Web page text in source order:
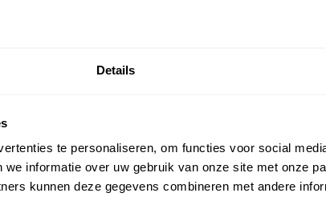
Details
te personaliseren, om functies voor social
informatie over uw gebruik van onze site met onze
kunnen deze gegevens combineren met andere
730 m2 30 juni